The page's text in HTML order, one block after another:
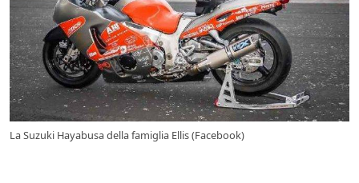
La Suzuki Hayabusa della famiglia Ellis (Facebook)